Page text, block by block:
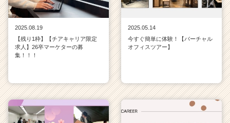
2025.08.19
【残り1枠】【チアキャリア限定
求人】26卒マーケターの募
集！！！
2025.05.14
今すぐ簡単に体験！【バーチャル
オフィスツアー】